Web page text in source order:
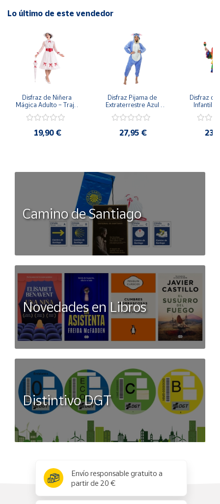
Lo último de este vendedor
Disfraz de Niñera
Mágica Adulto – Traje
de Mary Poppins con
(3 Piezas)
19,90 €
Disfraz Pijama de
Extraterrestre Azul
Kigurumi de
27,95 €
Disfraz de
Infantil –
Camino de Santiago
Novedades en Libros
Distintivo DGT
Envío responsable gratuito a
partir de 20 €